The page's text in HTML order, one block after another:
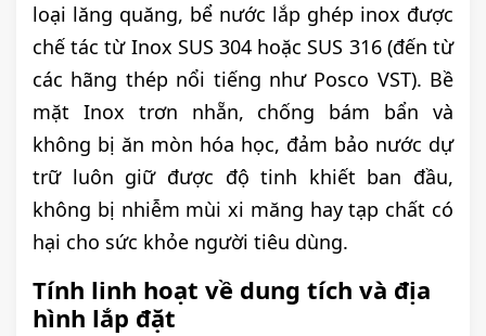
loại lăng quăng, bể nước lắp ghép inox được
chế tác từ Inox SUS 304 hoặc SUS 316 (đến từ
các hãng thép nổi tiếng như Posco VST). Bề
mặt Inox trơn nhẵn, chống bám bẩn và
không bị ăn mòn hóa học, đảm bảo nước dự
trữ luôn giữ được độ tinh khiết ban đầu,
không bị nhiễm mùi xi măng hay tạp chất có
hại cho sức khỏe người tiêu dùng.
Tính linh hoạt về dung tích và địa
hình lắp đặt